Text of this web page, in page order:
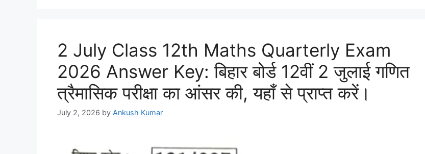
2 July Class 12th Maths Quarterly Exam
2026 Answer Key: बिहार बोर्ड 12वीं 2 जुलाई गणित
त्रैमासिक परीक्षा का आंसर की, यहाँ से प्राप्त करें।
July 2, 2026 by Ankush Kumar